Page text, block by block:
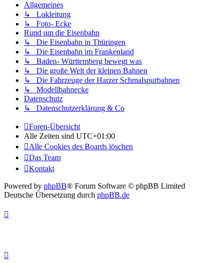
Allgemeines
↳ Lokleitung
↳ Foto- Ecke
Rund um die Eisenbahn
↳ Die Eisenbahn in Thüringen
↳ Die Eisenbahn im Frankenland
↳ Baden- Württemberg bewegt was
↳ Die große Welt der kleinen Bahnen
↳ Die Fahrzeuge der Harzer Schmalspurbahnen
↳ Modellbahnecke
Datenschutz
↳ Datenschutzerklärung & Co
Foren-Übersicht
Alle Zeiten sind UTC+01:00
Alle Cookies des Boards löschen
Das Team
Kontakt
Powered by phpBB® Forum Software © phpBB Limited
Deutsche Übersetzung durch phpBB.de